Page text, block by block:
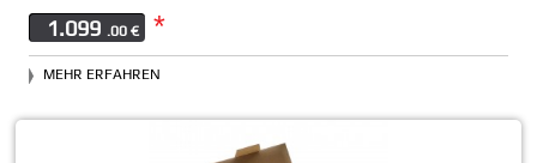
1.099 .00 € *
MEHR ERFAHREN